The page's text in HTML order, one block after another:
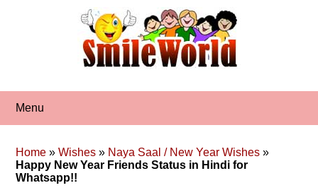
Menu
Home »Wishes » Naya Saal / New Year Wishes »
Happy New Year Friends Status in Hindi for
Whatsapp!!